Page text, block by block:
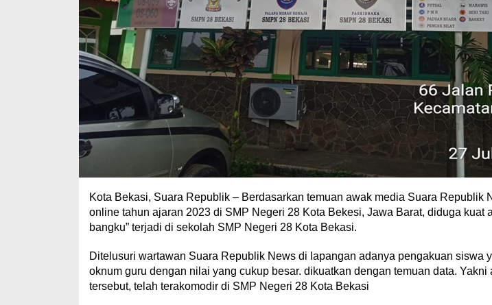
Kota Bekasi, Suara Republik – Berdasarkan temuan awak media Suara Republik
online tahun ajaran 2023 di SMP Negeri 28 Kota Bekesi, Jawa Barat, diduga kuat
bangku” terjadi di sekolah SMP Negeri 28 Kota Bekasi.
Ditelusuri wartawan Suara Republik News di lapangan adanya pengakuan siswa
oknum guru dengan nilai yang cukup besar. dikuatkan dengan temuan data. Yakni
tersebut, telah terakomodir di SMP Negeri 28 Kota Bekasi